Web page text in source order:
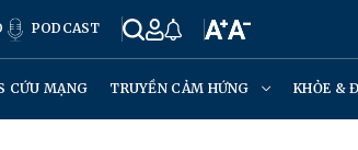
PODCAST
CỨU MẠNG TRUYỀN CẢM HỨNG KHỎE &